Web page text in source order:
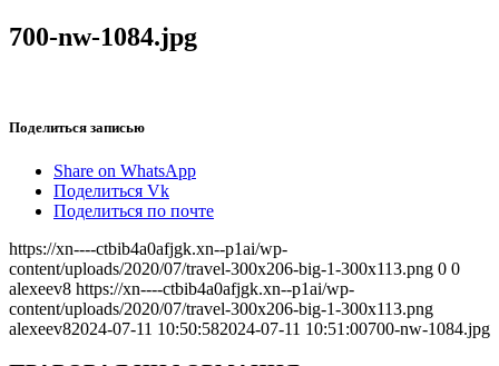
700-nw-1084.jpg
Поделиться записью
Share on WhatsApp
Поделиться Vk
Поделиться по почте
https://xn----ctbib4a0afjgk.xn--p1ai/wp-
content/uploads/2020/07/travel-300x206-big-1-300x113.png 0 0
alexeev8 https://xn----ctbib4a0afjgk.xn--p1ai/wp-
content/uploads/2020/07/travel-300x206-big-1-300x113.png
alexeev82024-07-11 10:50:582024-07-11 10:51:00700-nw-1084.jpg